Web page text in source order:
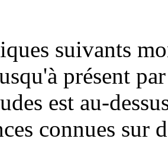
suivants
présent
est au-
connues sur